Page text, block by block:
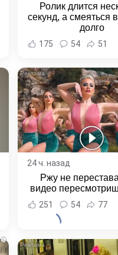
Ролик длится
секунд, а смеяться
долго
175 54 51
24 ч. назад
Ржу не
видео
251 54 77
i